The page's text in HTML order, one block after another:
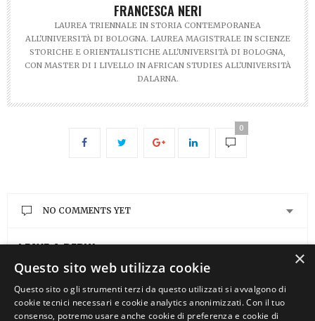
FRANCESCA NERI
LAUREA TRIENNALE IN STORIA CONTEMPORANEA
ALL'UNIVERSITÀ DI BOLOGNA. LAUREA MAGISTRALE IN SCIENZE
STORICHE E ORIENTALISTICHE ALL'UNIVERSITÀ DI BOLOGNA,
CON MASTER DI I LIVELLO IN AFRICAN STUDIES ALL'UNIVERSITÀ
DALARNA.
0
NO COMMENTS YET
LEAVE A REPLY
You must be logged into post a comment.
×
Questo sito web utilizza cookie
Questo sito o gli strumenti terzi da questo utilizzati si avvalgono di
cookie tecnici necessari e cookie analytics anonimizzati. Con il tuo
consenso, potremo usare anche cookie di preferenza e cookie di